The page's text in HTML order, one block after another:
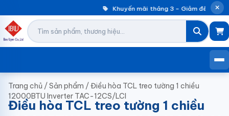
Khuyến mãi tháng 3 – Giảm đến 30%
Trang chủ /Sản phẩm /Điều hòa TCL treo tường 1 chiều
12000BTU Inverter TAC-12CS/LCI
Điều hòa TCL treo tường 1 chiều